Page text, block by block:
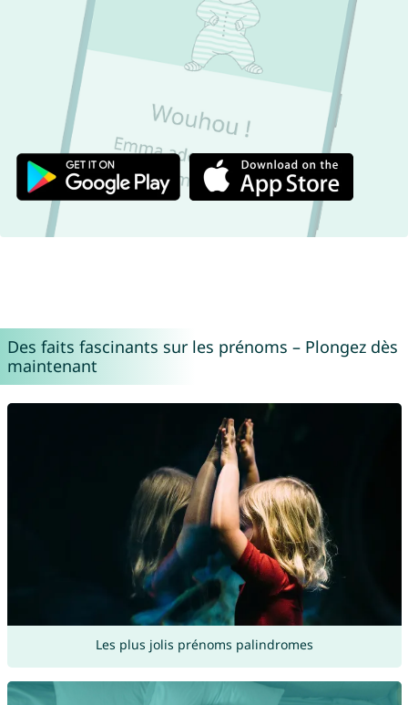
Des faits fascinants sur les prénoms – Plongez dès
maintenant
Les plus jolis prénoms palindromes